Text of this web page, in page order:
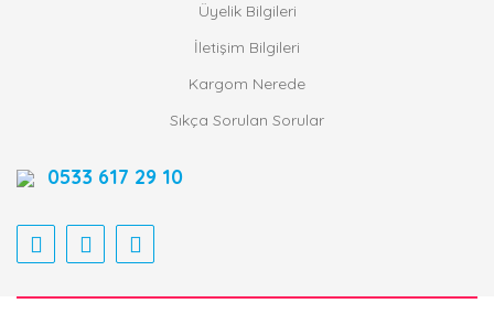
Üyelik Bilgileri
İletişim Bilgileri
Kargom Nerede
Sıkça Sorulan Sorular
0533 617 29 10